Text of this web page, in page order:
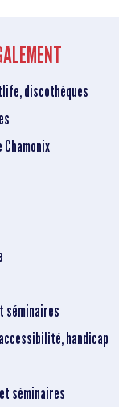
discothèques
séminaires
handicap
séminaires